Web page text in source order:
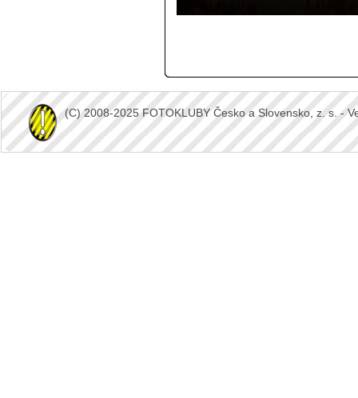
(C) 2008-2025 FOTOKLUBY Česko a Slovensko, z. s. -